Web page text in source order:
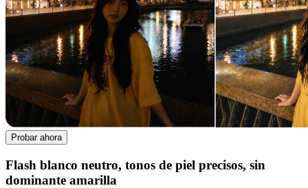
Probar ahora
Flash blanco neutro, tonos de piel precisos, sin
dominante amarilla